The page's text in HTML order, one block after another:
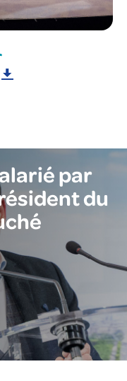
par
du